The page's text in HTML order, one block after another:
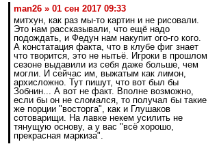
man26 » 01 сен 2017 09:33
митхун, как раз мы-то картин и не рисовали.
Это нам рассказывали, что ещё надо
подождать, и Федун нам накупит ого-го кого.
А констатация факта, что в клубе фиг знает
что творится, это не нытьё. Игроки в прошлом
сезоне выдавили из себя даже больше, чем
могли. И сейчас им, выжатым как лимон,
архисложно. Тут пишут, что вот был бы
Зобнин... А вот не факт. Вполне возможно,
если бы он не сломался, то получал бы такие
же порции "восторга", как и Глушаков
сотоварищи. На лавке некем усилить не
тянущую основу, а у вас "всё хорошо,
прекрасная маркиза".